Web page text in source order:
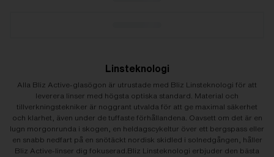
Linsteknologi
Alla Bliz Active-glasögon är utrustade med Bliz Linsteknologi för att
leverera linser med högsta optiska standard. Material och
tillverkningstekniker är noggrant utvalda för att ge maximal säkerhet
och klarhet, även under de tuffaste förhållandena. Oavsett om det är en
lugn morgonrunda i skogen, en heldagscykeltur över ett bergspass eller
en snabb nedfart på en snötäckt nordisk skidled i solnedgången, håller
Bliz Active-linser dig fokuserad. Bliz Linsteknologi erbjuder den bästa